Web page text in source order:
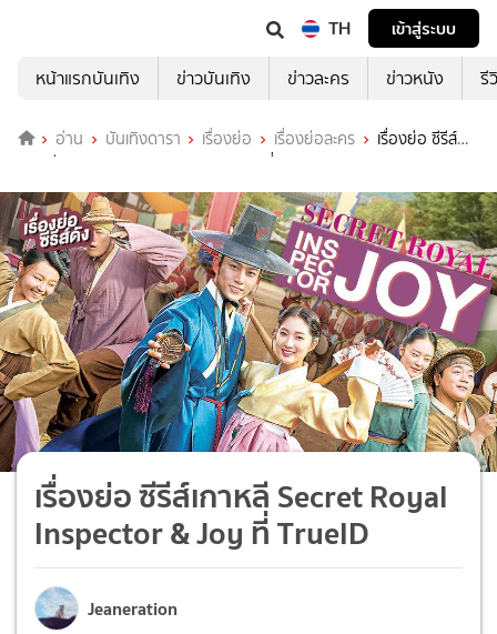
TH
เข้าสู่ระบบ
หน้าแรกบันเทิง
ข่าวบันเทิง ข่าวละคร ข่าวหนัง รี
อ่าน บันเทิงดารา เรื่องย่อ เรื่องย่อละคร
เรื่องย่อ ซีรีส์
เกาหลี Secret Royal Inspector & Joy ที่ TrueID
เรื่องย่อ ซีรีส์เกาหลี Secret Royal
Inspector & Joy ที่ TrueID
Jeaneration